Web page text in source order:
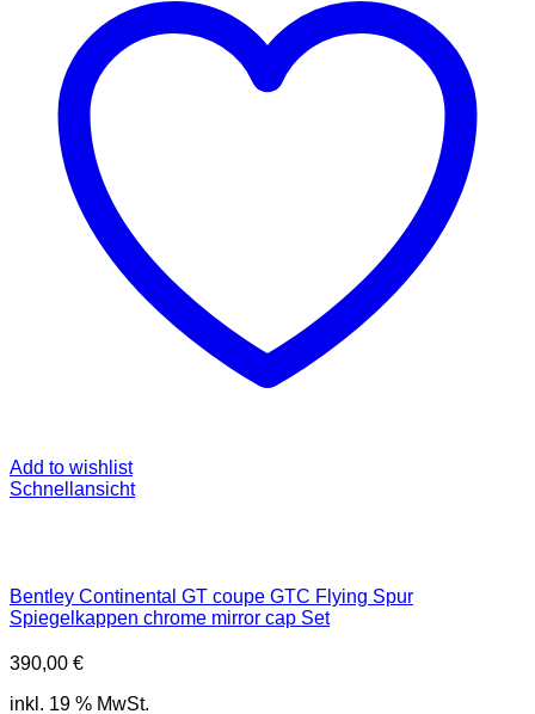
Add to wishlist
Schnellansicht
Bentley Continental GT coupe GTC Flying Spur
Spiegelkappen chrome mirror cap Set
390,00 €
inkl. 19 % MwSt.